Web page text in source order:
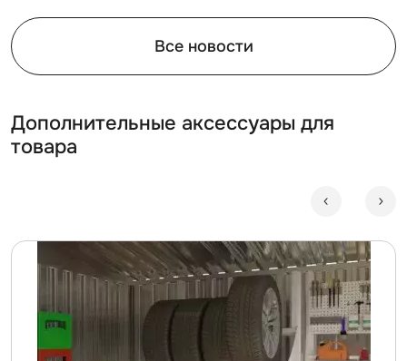
Все новости
Дополнительные аксессуары для
товара